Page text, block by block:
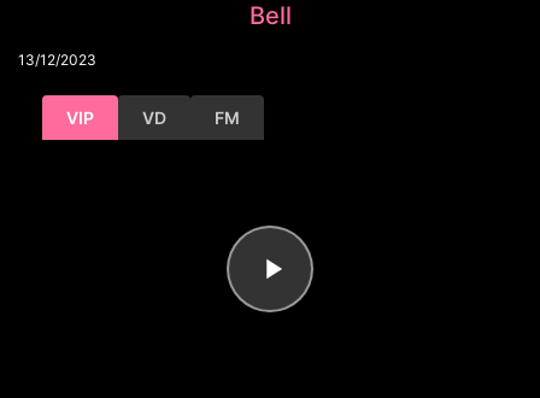
Bell
13/12/2023
VIP VD FM